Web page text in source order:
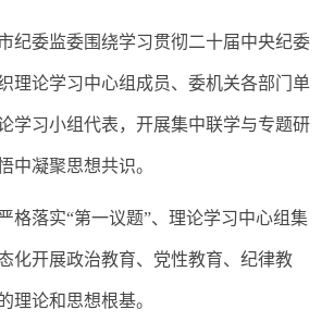
委监委围绕学习贯彻二十届中央纪委
理论学习中心组成员、委机关各部门单
学习小组代表，开展集中联学与专题研
中凝聚思想共识。
落实“第一议题”、理论学习中心组集
化开展政治教育、党性教育、纪律教
理论和思想根基。